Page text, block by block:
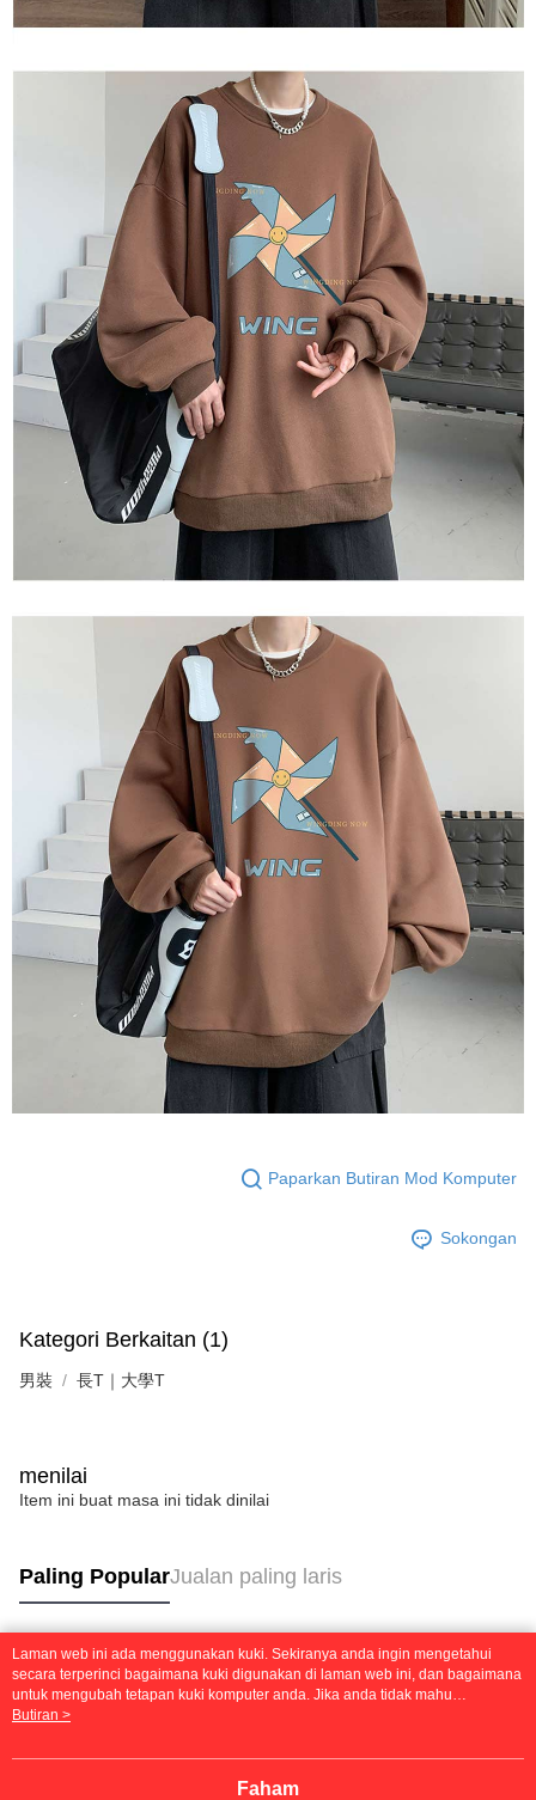
Paparkan Butiran Mod Komputer
Sokongan
Kategori Berkaitan (1)
男裝 長T｜大學T
menilai
Item ini buat masa ini tidak dinilai
Paling PopularJualan paling laris
Tag Popular
Laman web ini ada menggunakan kuki. Sekiranya anda ingin mengetahui
secara terperinci bagaimana kuki digunakan di laman web ini, dan bagaimana
untuk mengubah tetapan kuki komputer anda. Jika anda tidak mahu
menggunakan kuki di komputer anda, sila rujuk penerangan mengenai kuki.
mengetahui secara terperinci bagaimana kuki digunakan di laman web ini,
mahu menggunakan kuki di komputer anda, sila rujuk penerangan mengenai
Butiran >
Faham